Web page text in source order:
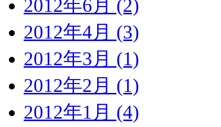
2012年6月 (2)
2012年4月 (3)
2012年3月 (1)
2012年2月 (1)
2012年1月 (4)